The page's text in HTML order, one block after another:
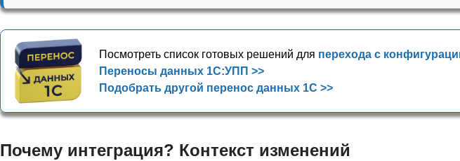
Посмотреть список готовых решений для перехода с
Переносы данных 1С:УПП >>
Подобрать другой перенос данных 1С >>
Почему интеграция? Контекст изменений